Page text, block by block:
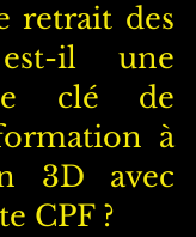
retrait des
il une
clé de
à
3D avec
CPF ?